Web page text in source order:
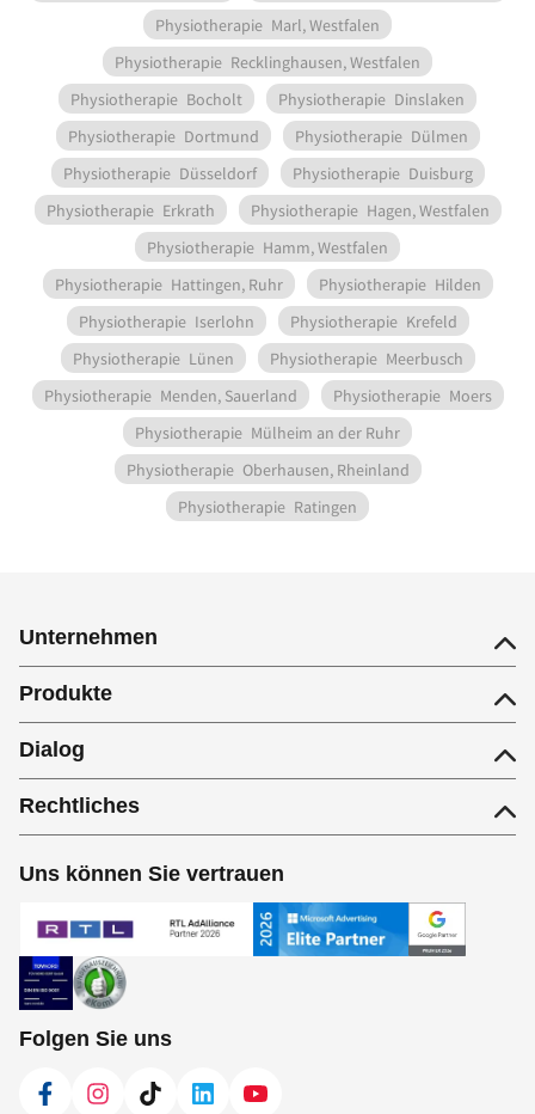
Physiotherapie Marl, Westfalen
Physiotherapie Recklinghausen, Westfalen
Physiotherapie Bocholt Physiotherapie Dinslaken
Physiotherapie Dortmund Physiotherapie Dülmen
Physiotherapie Düsseldorf Physiotherapie Duisburg
Physiotherapie Erkrath Physiotherapie Hagen, Westfalen
Physiotherapie Hamm, Westfalen
Physiotherapie Hattingen, Ruhr Physiotherapie Hilden
Physiotherapie Iserlohn Physiotherapie Krefeld
Physiotherapie Lünen Physiotherapie Meerbusch
Physiotherapie Menden, Sauerland Physiotherapie Moers
Physiotherapie Mülheim an der Ruhr
Physiotherapie Oberhausen, Rheinland
Physiotherapie Ratingen
Unternehmen
Produkte
Dialog
Rechtliches
Uns können Sie vertrauen
Folgen Sie uns